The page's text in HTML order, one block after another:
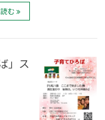
む
」ス